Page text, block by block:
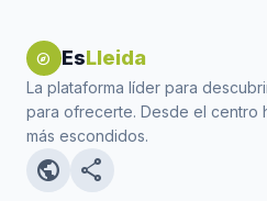
explore EsLleida
La plataforma líder para
para ofrecerte. Desde el centro
más escondidos.
public share